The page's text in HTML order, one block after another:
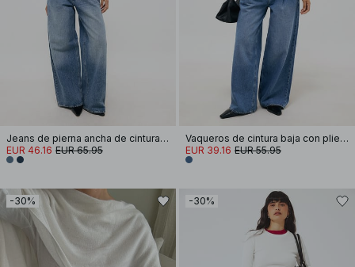
Jeans de pierna ancha de cintura media
EUR 46.16 EUR 65.95
Vaqueros de cintura baja con pliegues
EUR 39.16 EUR 55.95
-30% -30%